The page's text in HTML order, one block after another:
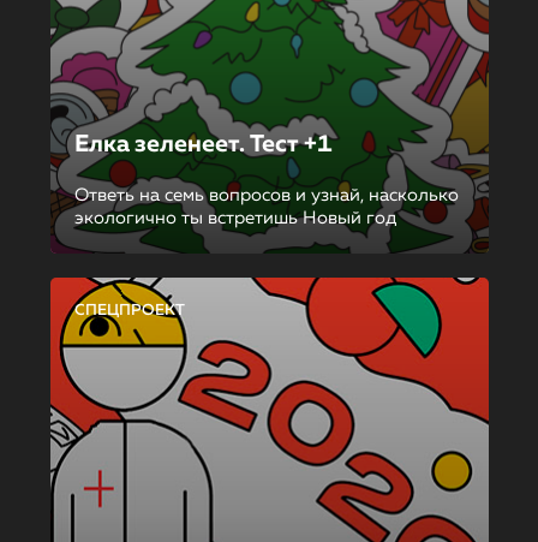
Елка зеленеет. Тест +1
Ответь на семь вопросов и узнай, насколько
экологично ты встретишь Новый год
СПЕЦПРОЕКТ